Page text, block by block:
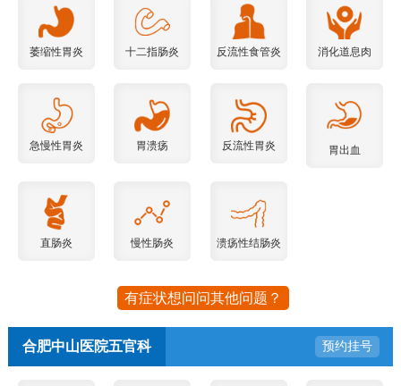
萎缩性胃炎 十二指肠炎 反流性食管炎 消化道息肉
急慢性胃炎 胃溃疡 反流性胃炎 胃出血
直肠炎 慢性肠炎 溃疡性结肠炎
有症状想问问其他问题？
合肥中山医院五官科 预约挂号